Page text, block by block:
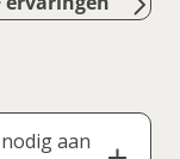
aan